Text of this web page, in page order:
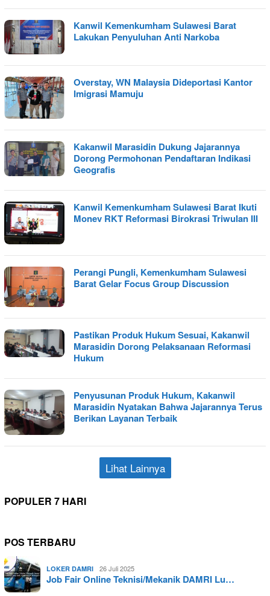
Kanwil Kemenkumham Sulawesi Barat
Lakukan Penyuluhan Anti Narkoba
Overstay, WN Malaysia Dideportasi Kantor
Imigrasi Mamuju
Kakanwil Marasidin Dukung Jajarannya
Dorong Permohonan Pendaftaran Indikasi
Geografis
Kanwil Kemenkumham Sulawesi Barat Ikuti
Monev RKT Reformasi Birokrasi Triwulan III
Perangi Pungli, Kemenkumham Sulawesi
Barat Gelar Focus Group Discussion
Pastikan Produk Hukum Sesuai, Kakanwil
Marasidin Dorong Pelaksanaan Reformasi
Hukum
Penyusunan Produk Hukum, Kakanwil
Marasidin Nyatakan Bahwa Jajarannya Terus
Berikan Layanan Terbaik
Lihat Lainnya
POPULER 7 HARI
POS TERBARU
LOKER DAMRI 26 Juli 2025
Job Fair Online Teknisi/Mekanik DAMRI Lu…